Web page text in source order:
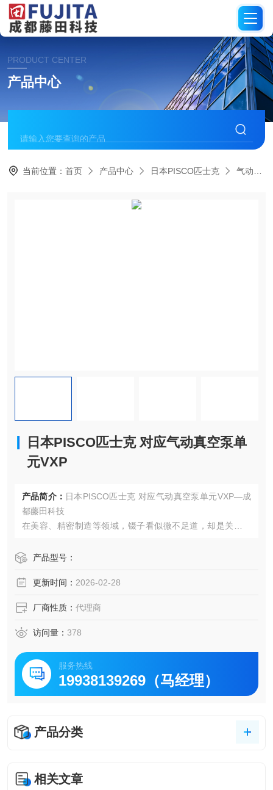
PRODUCT CENTER
产品中心
当前位置：首页 产品中心 日本PISCO匹士克 气动元件
日本PISCO匹士克 对应气动真空泵单
元VXP
产品简介： 日本PISCO匹士克 对应气动真空泵单元VXP—成
都藤田科技
在美容、精密制造等领域，镊子看似微不足道，却是关乎精
心"闻名的百年品牌，用近乎苛刻的工艺标准，将一枚镊子打
脚下的工坊，揭开Regine镊子从原料到成品的传奇诞生之
产品型号：
更新时间： 2026-02-28
厂商性质： 代理商
访问量： 378
服务热线
19938139269（马经理）
产品分类
相关文章